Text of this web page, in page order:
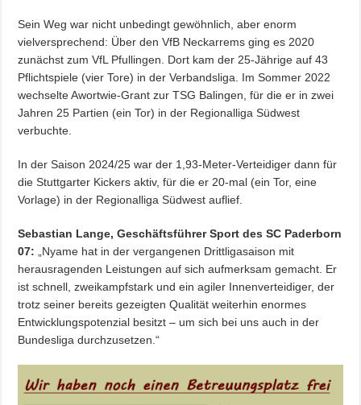
Sein Weg war nicht unbedingt gewöhnlich, aber enorm
vielversprechend: Über den VfB Neckarrems ging es 2020
zunächst zum VfL Pfullingen. Dort kam der 25-Jährige auf 43
Pflichtspiele (vier Tore) in der Verbandsliga. Im Sommer 2022
wechselte Awortwie-Grant zur TSG Balingen, für die er in zwei
Jahren 25 Partien (ein Tor) in der Regionalliga Südwest
verbuchte.
In der Saison 2024/25 war der 1,93-Meter-Verteidiger dann für
die Stuttgarter Kickers aktiv, für die er 20-mal (ein Tor, eine
Vorlage) in der Regionalliga Südwest auflief.
Sebastian Lange, Geschäftsführer Sport des SC Paderborn
07: „Nyame hat in der vergangenen Drittligasaison mit
herausragenden Leistungen auf sich aufmerksam gemacht. Er
ist schnell, zweikampfstark und ein agiler Innenverteidiger, der
trotz seiner bereits gezeigten Qualität weiterhin enormes
Entwicklungspotenzial besitzt – um sich bei uns auch in der
Bundesliga durchzusetzen.“